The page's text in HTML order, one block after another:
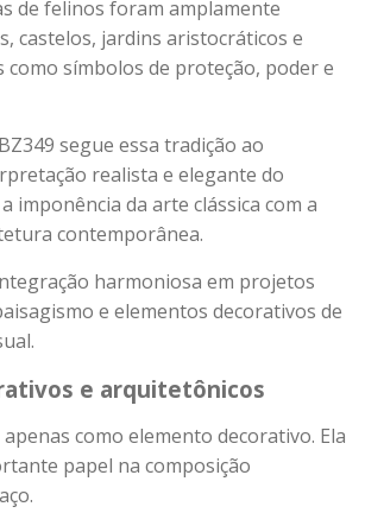
de felinos foram amplamente
castelos, jardins aristocráticos e
símbolos de proteção, poder e
segue essa tradição ao
realista e elegante do
imponência da arte clássica com a
contemporânea.
harmoniosa em projetos
e elementos decorativos de
e arquitetônicos
como elemento decorativo. Ela
papel na composição